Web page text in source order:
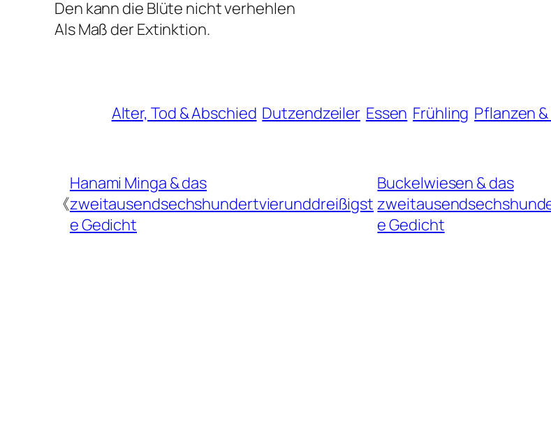
Den kann die Blüte nicht verhehlen
Als Maß der Extinktion.
Alter, Tod & Abschied Dutzendzeiler Essen Frühling Pflanzen
《
Hanami Minga & das
zweitausendsechshundertvierunddreißigst
e Gedicht
Buckelwiesen & das
e Gedicht